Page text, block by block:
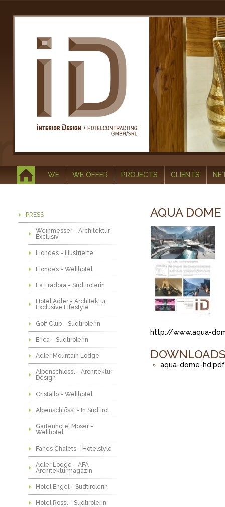
WE WE OFFER PROJECTS CLIENTS
PRESS
Weinmesser - Architektur
Exclusiv
Liondes - Illustrierte
Liondes - Wellhotel
La Fradora - Südtirolerin
Hotel Adler - Architektur
Exclusive Lifestyle
Golf Club - Südtirolerin
Erica - Südtirolerin
Adler Mountain Lodge
Alpenschlössl - Architektur
Design
Cristallo - Wellhotel
Alpenschlössl - In Südtirol
Gartenhotel Moser -
Wellhotel
Fanes Chalets - Hotelstyle
Adler Lodge - AFA
Architekturmagazin
Hotel Engel - Südtirolerin
Hotel Rössl - Südtirolerin
AQUA
http://www.aqua-
aqua-dome-hd.pdf